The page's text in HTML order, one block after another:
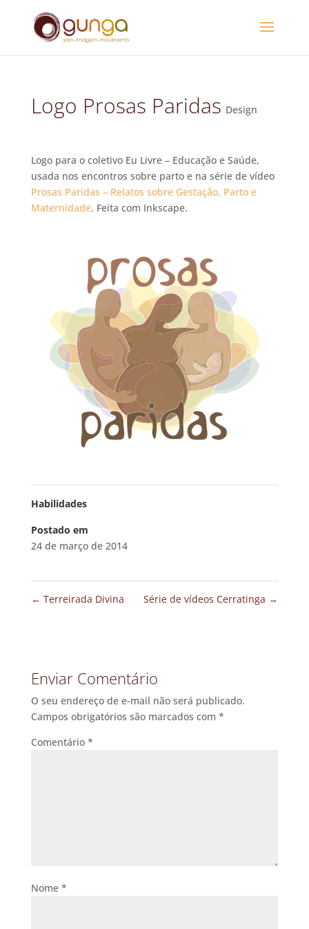
Logo Prosas Paridas Design
Logo para o coletivo Eu Livre – Educação e Saúde,
usada nos encontros sobre parto e na série de vídeo
Prosas Paridas – Relatos sobre Gestação, Parto e
Maternidade. Feita com Inkscape.
Habilidades
Postado em
24 de março de 2014
← Terreirada Divina Série de vídeos Cerratinga →
Enviar Comentário
O seu endereço de e-mail não será publicado.
Campos obrigatórios são marcados com *
Comentário *
Nome *